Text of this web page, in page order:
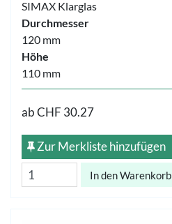
SIMAX Klarglas
Durchmesser
120 mm
Höhe
110 mm
abCHF 30.27
Zur Merkliste hinzufügen
In den Warenkorb